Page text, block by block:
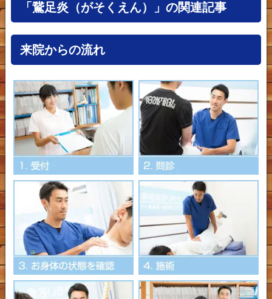
「鵞足炎（がそくえん）」の関連記事
来院からの流れ